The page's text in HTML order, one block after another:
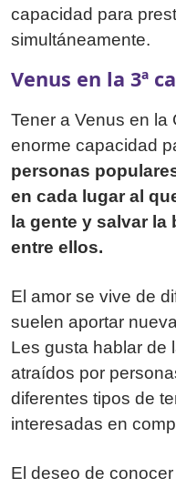
capacidad para
simultáneamente.
Venus en la 3ª
Tener a Venus en la
enorme capacidad
personas
en cada lugar al
la gente y salvar
entre ellos.
El amor se vive de
suelen aportar
Les gusta hablar de
atraídos por
diferentes tipos de
interesadas en
El deseo de